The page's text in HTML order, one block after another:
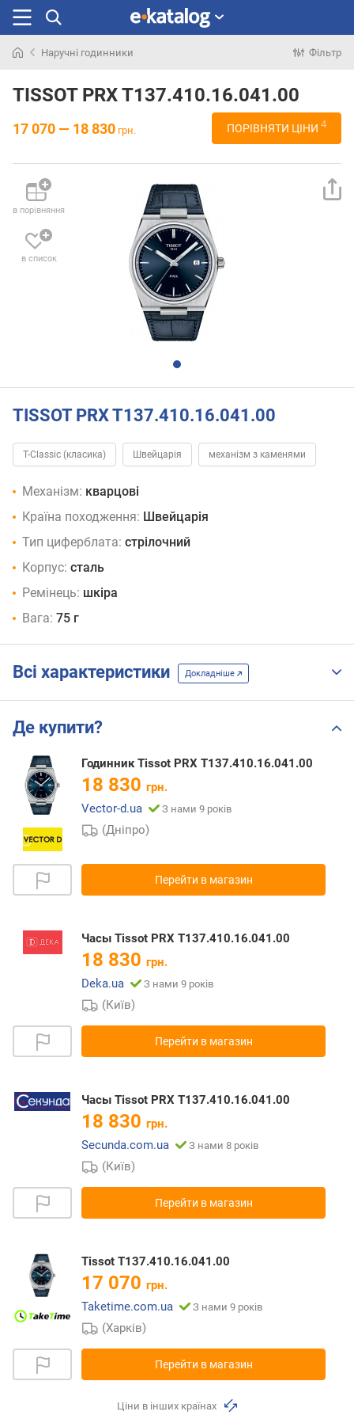
раніше
Наручні годинники Фільтр
TISSOT PRX T137.410.16.041.00
17 070 — 18 830 грн. ПОРІВНЯТИ ЦІНИ 4
в порівняння
в список
TISSOT PRX T137.410.16.041.00
T-Classic (класика) Швейцарія механізм з каменями
Механізм: кварцові
Країна походження: Швейцарія
Тип циферблата: стрілочний
Корпус: сталь
Ремінець: шкіра
Вага: 75 г
Всі характеристики Докладніше
Де купити?
Годинник Tissot PRX T137.410.16.041.00
18 830 грн.
Vector-d.ua
З нами 9 років
(Дніпро)
Перейти в магазин
Часы Tissot PRX T137.410.16.041.00
18 830 грн.
Deka.ua
З нами 9 років
(Київ)
Перейти в магазин
Часы Tissot PRX T137.410.16.041.00
18 830 грн.
Secunda.com.ua
З нами 8 років
(Київ)
Перейти в магазин
Tissot T137.410.16.041.00
17 070 грн.
Taketime.com.ua
З нами 9 років
(Харків)
Перейти в магазин
Ціни в інших країнах